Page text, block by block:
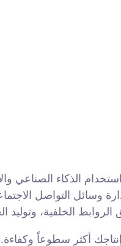
الذكاء الصناعي
التواصل
أكثر سطوعاً